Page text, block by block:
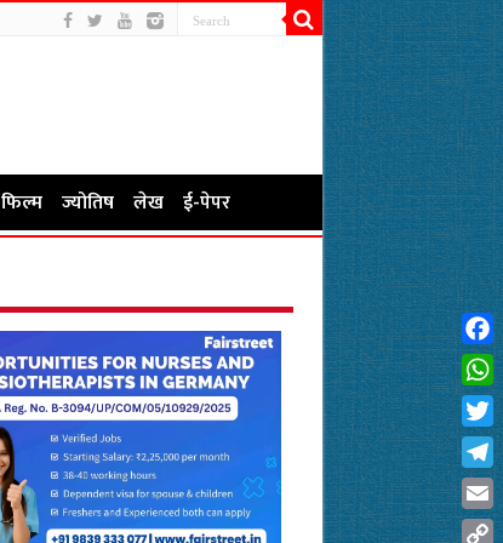
फिल्म ज्योतिष लेख ई-पेपर